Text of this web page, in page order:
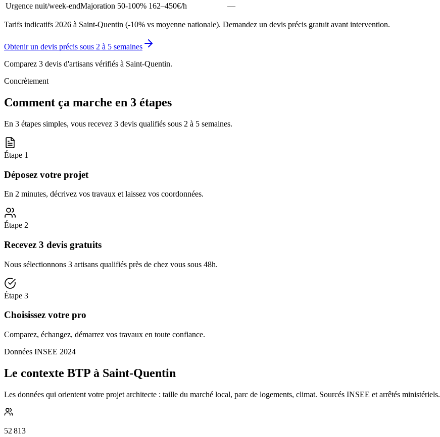
Urgence nuit/week-endMajoration 50-100% 162–450€/h —
Tarifs indicatifs 2026 à Saint-Quentin (-10% vs moyenne nationale). Demandez un devis précis gratuit avant intervention.
Obtenir un devis précis sous 2 à 5 semaines
Comparez 3 devis d'artisans vérifiés à Saint-Quentin.
Concrètement
Comment ça marche en 3 étapes
En 3 étapes simples, vous recevez 3 devis qualifiés sous 2 à 5 semaines.
Étape 1
Déposez votre projet
En 2 minutes, décrivez vos travaux et laissez vos coordonnées.
Étape 2
Recevez 3 devis gratuits
Nous sélectionnons 3 artisans qualifiés près de chez vous sous 48h.
Étape 3
Choisissez votre pro
Comparez, échangez, démarrez vos travaux en toute confiance.
Données INSEE 2024
Le contexte BTP à Saint-Quentin
Les données qui orientent votre projet architecte : taille du marché local, parc de logements, climat. Sourcés INSEE et arrêtés ministériels.
52 813